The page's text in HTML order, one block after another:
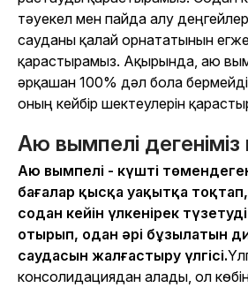
тәуекел мен пайда алу
сауданы қалай орнататынын
қарастырамыз. Ақырында, аю
әрқашан 100% дәл бола
оның кейбір шектеулерін
Аю вымпелі дегеніміз
Аю вымпелі - күшті
бағалар қысқа уақытқа
содан кейін үлкенірек
отырып, одан әрі бұзылатын
саудасын жалғастыру үлгісі.
консолидациядан алады, ол